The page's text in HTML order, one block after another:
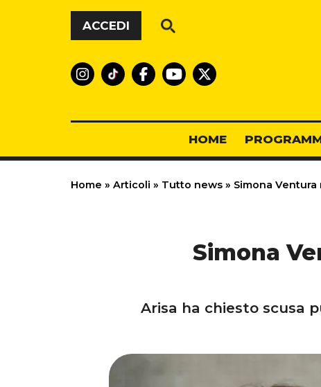
Vai al contenuto
ACCEDI
HOME
Home » Articoli » Tutto news » Simona
Simona
Arisa ha chiesto scusa